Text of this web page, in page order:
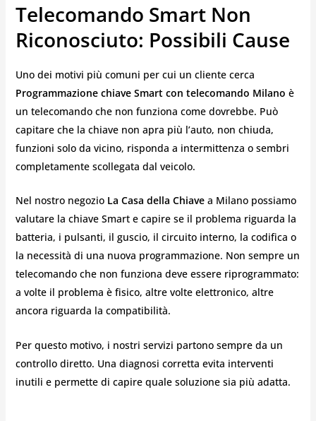
Telecomando Smart Non
Riconosciuto: Possibili Cause
Uno dei motivi più comuni per cui un cliente cerca
Programmazione chiave Smart con telecomando Milano è
un telecomando che non funziona come dovrebbe. Può
capitare che la chiave non apra più l’auto, non chiuda,
funzioni solo da vicino, risponda a intermittenza o sembri
completamente scollegata dal veicolo.
Nel nostro negozio La Casa della Chiavea Milano possiamo
valutare la chiave Smart e capire se il problema riguarda la
batteria, i pulsanti, il guscio, il circuito interno, la codifica o
la necessità di una nuova programmazione. Non sempre un
telecomando che non funziona deve essere riprogrammato:
a volte il problema è fisico, altre volte elettronico, altre
ancora riguarda la compatibilità.
Per questo motivo, i nostri servizi partono sempre da un
controllo diretto. Una diagnosi corretta evita interventi
inutili e permette di capire quale soluzione sia più adatta.